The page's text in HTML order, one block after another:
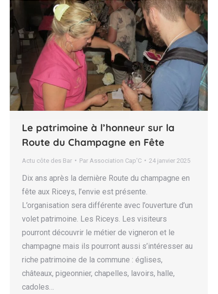
Le patrimoine à l’honneur sur la
Route du Champagne en Fête
Actu côte des Bar Par Association Cap'C 24 janvier 2025
Dix ans après la dernière Route du champagne en
fête aux Riceys, l’envie est présente.
L’organisation sera différente avec l’ouverture d’un
volet patrimoine. Les Riceys. Les visiteurs
pourront découvrir le métier de vigneron et le
champagne mais ils pourront aussi s’intéresser au
riche patrimoine de la commune : églises,
châteaux, pigeonnier, chapelles, lavoirs, halle,
cadoles…